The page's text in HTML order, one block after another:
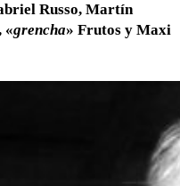
Russo, Martín
«grencha» Frutos y Maxi